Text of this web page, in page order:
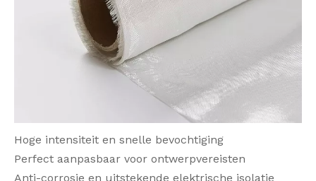
Hoge intensiteit en snelle bevochtiging
Perfect aanpasbaar voor ontwerpvereisten
Anti-corrosie en uitstekende elektrische isolatie